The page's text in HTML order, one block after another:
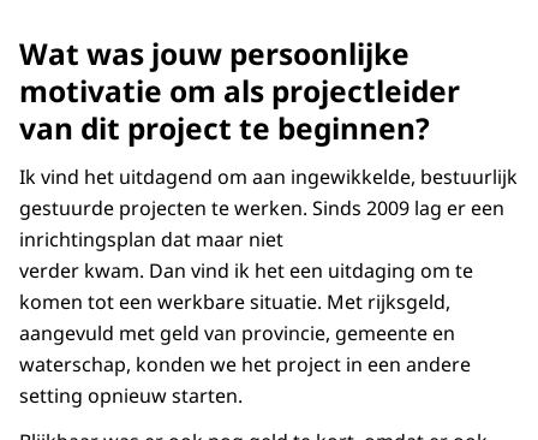
Wat was jouw persoonlijke
motivatie om als projectleider
van dit project te beginnen?
Ik vind het uitdagend om aan ingewikkelde, bestuurlijk
gestuurde projecten te werken. Sinds 2009 lag er een
inrichtingsplan dat maar niet
verder kwam. Dan vind ik het een uitdaging om te
komen tot een werkbare situatie. Met rijksgeld,
aangevuld met geld van provincie, gemeente en
waterschap, konden we het project in een andere
setting opnieuw starten.